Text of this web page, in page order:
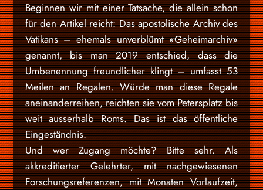
Beginnen wir mit einer Tatsache, die allein schon
für den Artikel reicht: Das apostolische Archiv des
Vatikans – ehemals unverblümt «Geheimarchiv»
genannt, bis man 2019 entschied, dass die
Umbenennung freundlicher klingt – umfasst 53
Meilen an Regalen. Würde man diese Regale
aneinanderreihen, reichten sie vom Petersplatz bis
weit ausserhalb Roms. Das ist das öffentliche
Eingeständnis.
Und wer Zugang möchte? Bitte sehr. Als
akkreditierter Gelehrter, mit nachgewiesenen
Forschungsreferenzen, mit Monaten Vorlaufzeit,